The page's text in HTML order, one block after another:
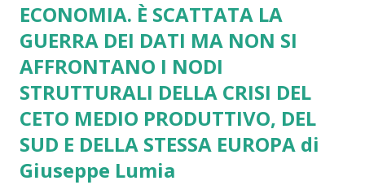
ECONOMIA. È SCATTATA LA
GUERRA DEI DATI MA NON SI
AFFRONTANO I NODI
STRUTTURALI DELLA CRISI DEL
CETO MEDIO PRODUTTIVO, DEL
SUD E DELLA STESSA EUROPA di
Giuseppe Lumia